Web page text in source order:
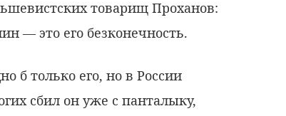
товарищ Проханов:
— это его безконечность.
б только его, но в России
сбил он уже с панталыку,